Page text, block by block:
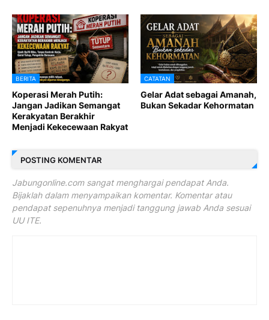
BERITA
Koperasi Merah Putih:
Jangan Jadikan Semangat
Kerakyatan Berakhir
Menjadi Kekecewaan Rakyat
CATATAN
Gelar Adat sebagai Amanah,
Bukan Sekadar Kehormatan
POSTING KOMENTAR
Jabungonline.com sangat menghargai pendapat Anda.
Bijaklah dalam menyampaikan komentar. Komentar atau
pendapat sepenuhnya menjadi tanggung jawab Anda sesuai
UU ITE.